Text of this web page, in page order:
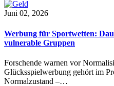
Juni 02, 2026
Werbung für Sportwetten:
vulnerable Gruppen
Forschende warnen vor
Glücksspielwerbung gehört im
Normalzustand –…